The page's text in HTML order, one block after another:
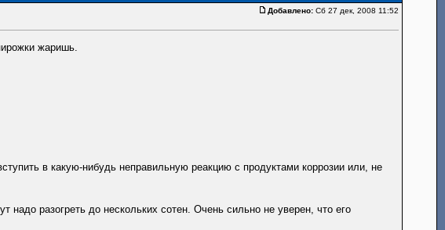
Добавлено:Сб 27 дек, 2008 11:52
жаришь.
в какую-нибудь неправильную реакцию с продуктами коррозии или, не
разогреть до нескольких сотен. Очень сильно не уверен, что его